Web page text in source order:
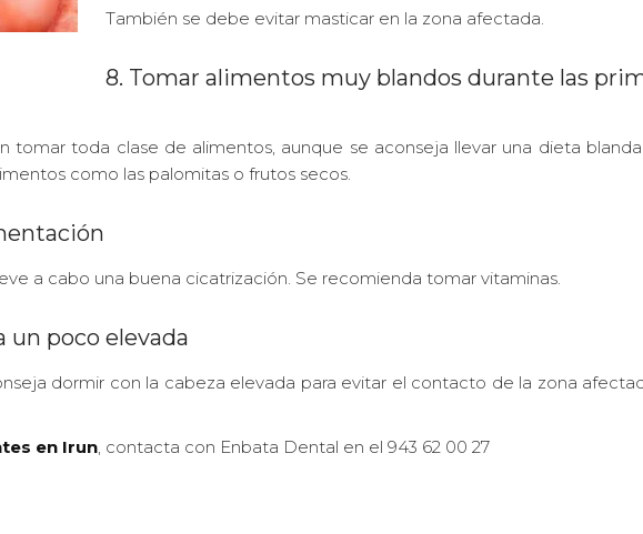
También se debe evitar masticar en la zona afectada.
8. Tomar alimentos muy blandos durante las
tomar toda clase de alimentos, aunque se aconseja llevar una dieta
como las palomitas o frutos secos.
a cabo una buena cicatrización. Se recomienda tomar vitaminas.
un poco elevada
dormir con la cabeza elevada para evitar el contacto de la zona
en Irun , contacta con Enbata Dental en el 943 62 00 27